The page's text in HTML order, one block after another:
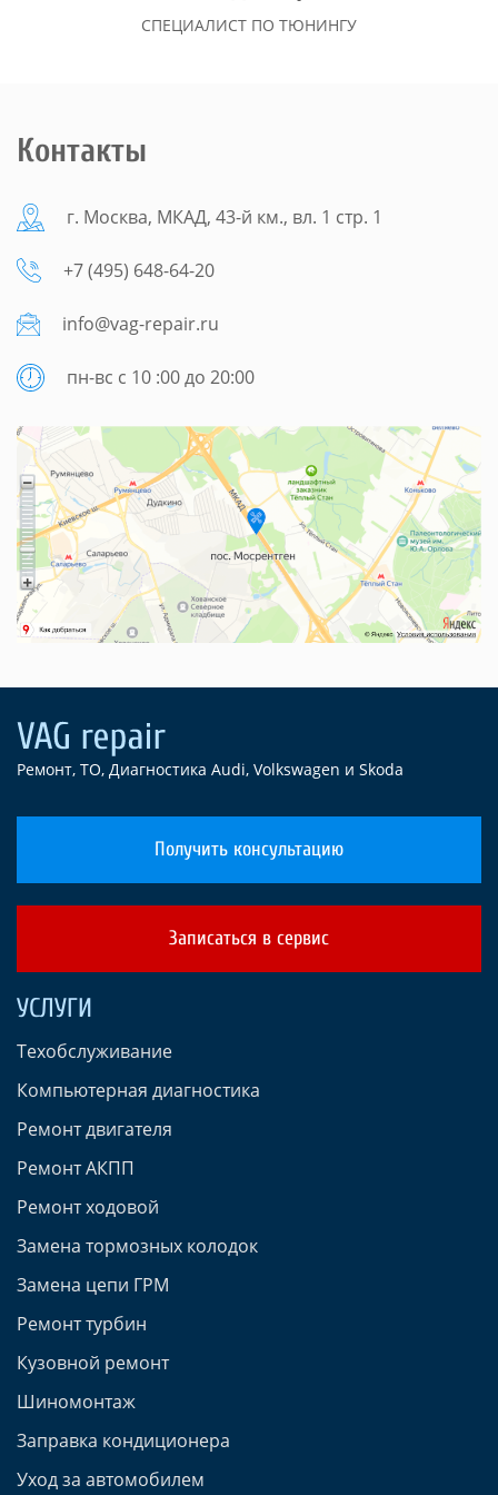
СПЕЦИАЛИСТ ПО ТЮНИНГУ
Контакты
г. Москва, МКАД, 43-й км., вл. 1 стр. 1
+7 (495) 648-64-20
info@vag-repair.ru
пн-вс с 10 :00 до 20:00
Ремонт, ТО, Диагностика Audi, Volkswagen и Skoda
Получить консультацию
Записаться в сервис
УСЛУГИ
Техобслуживание
Компьютерная диагностика
Ремонт двигателя
Ремонт АКПП
Ремонт ходовой
Замена тормозных колодок
Замена цепи ГРМ
Ремонт турбин
Кузовной ремонт
Шиномонтаж
Заправка кондиционера
Уход за автомобилем